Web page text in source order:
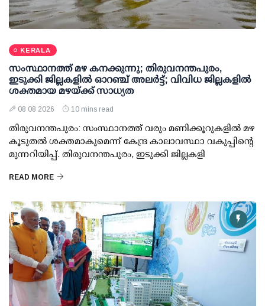
KERALA
സംസ്ഥാനത്ത് മഴ കനക്കുന്നു; തിരുവനന്തപുരം,
ഇടുക്കി ജില്ലകളിൽ ഓറഞ്ച് അലർട്ട്; വിവിധ ജില്ലകളിൽ
ശക്തമായ മഴയ്ക്ക് സാധ്യത
08 08 2026 10 mins read
തിരുവനന്തപുരം: സംസ്ഥാനത്ത് വരും മണിക്കൂറുകളിൽ മഴ
കൂടുതൽ ശക്തമാകുമെന്ന് കേന്ദ്ര കാലാവസ്ഥാ വകുപ്പിന്റെ
മുന്നറിയിപ്പ്. തിരുവനന്തപുരം, ഇടുക്കി ജില്ലകളി
READ MORE